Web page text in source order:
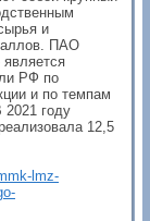
и
ПАО
является
РФ по
и по темпам
2021 году
12,5
lmz-